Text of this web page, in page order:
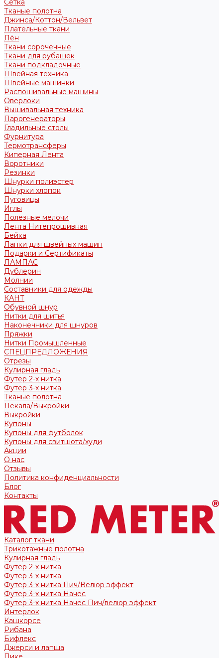
Сетка
Тканые полотна
Джинса/Коттон/Вельвет
Плательные ткани
Лён
Ткани сорочечные
Ткани для рубашек
Ткани подкладочные
Швейная техника
Швейные машинки
Распошивальные машины
Оверлоки
Вышивальная техника
Парогенераторы
Гладильные столы
Фурнитура
Термотрансферы
Киперная Лента
Воротники
Резинки
Шнурки полиэстер
Шнурки хлопок
Пуговицы
Иглы
Полезные мелочи
Лента Нитепрошивная
Бейка
Лапки для швейных машин
Подарки и Сертификаты
ЛАМПАС
Дублерин
Молнии
Составники для одежды
КАНТ
Обувной шнур
Нитки для шитья
Наконечники для шнуров
Пряжки
Нитки Промышленные
СПЕЦПРЕДЛОЖЕНИЯ
Отрезы
Кулирная гладь
Футер 2-х нитка
Футер 3-х нитка
Тканые полотна
Лекала/Выкройки
Выкройки
Купоны
Купоны для футболок
Купоны для свитшота/худи
Акции
О нас
Отзывы
Политика конфиденциальности
Блог
Контакты
Каталог ткани
Трикотажные полотна
Кулирная гладь
Футер 2-х нитка
Футер 3-х нитка
Футер 3-х нитка Пич/Велюр эффект
Футер 3-х нитка Начес
Футер 3-х нитка Начес Пич/велюр эффект
Интерлок
Кашкорсе
Рибана
Бифлекс
Джерси и лапша